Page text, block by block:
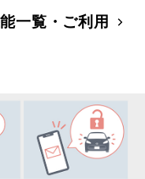
一覧・ご利用